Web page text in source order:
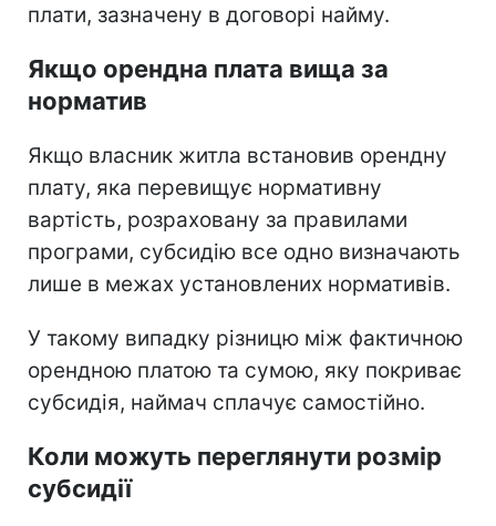
плати, зазначену в договорі найму.
Якщо орендна плата вища за
норматив
Якщо власник житла встановив орендну
плату, яка перевищує нормативну
вартість, розраховану за правилами
програми, субсидію все одно визначають
лише в межах установлених нормативів.
У такому випадку різницю між фактичною
орендною платою та сумою, яку покриває
субсидія, наймач сплачує самостійно.
Коли можуть переглянути розмір
субсидії